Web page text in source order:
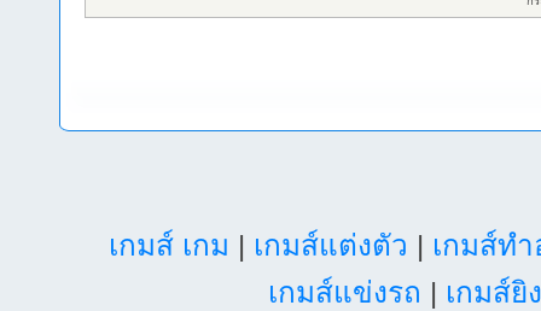
เกมส์ เกม | เกมส์แต่งตัว | เกมส์ท
เกมส์แข่งรถ | เกมส์ยิ